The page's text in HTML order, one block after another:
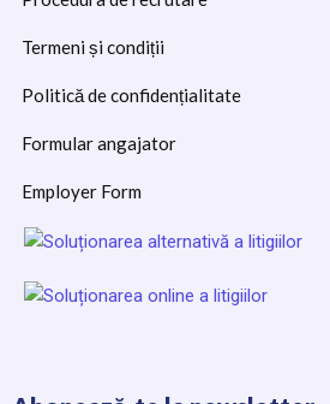
Termeni și condiții
Politică de confidențialitate
Formular angajator
Employer Form